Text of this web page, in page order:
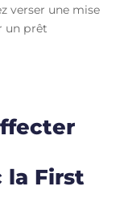
verser une mise
un prêt
la First